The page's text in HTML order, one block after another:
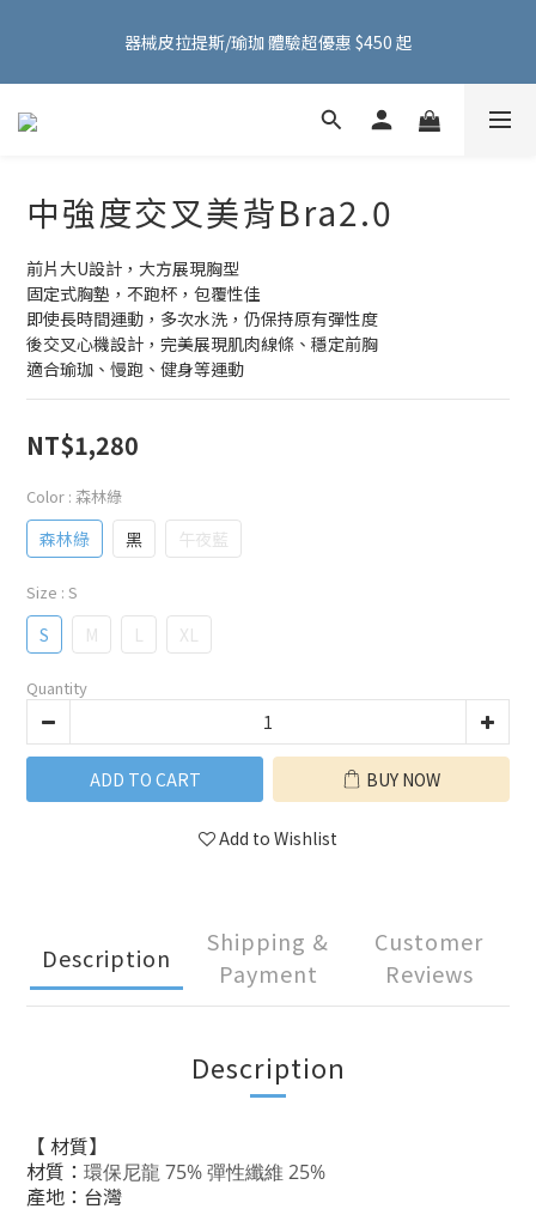
～
器械皮拉提斯/瑜珈 體驗超優惠 $450 起
FMA ACTIVE 服飾首購 599 元免運費！加入會員贈 100 元購物金
中強度交叉美背Bra2.0
前片大U設計，大方展現胸型
固定式胸墊，不跑杯，包覆性佳
即使長時間運動，多次水洗，仍保持原有彈性度
後交叉心機設計，完美展現肌肉線條、穩定前胸
適合瑜珈、慢跑、健身等運動
NT$1,280
Color : 森林綠
森林綠 黑 午夜藍
Size : S
S M L XL
Quantity
ADD TO CART BUY NOW
Add to Wishlist
Description
Shipping &
Payment
Customer
Reviews
Description
【 材質】
材質： 環保尼龍 75% 彈性纖維 25%
產地：台灣